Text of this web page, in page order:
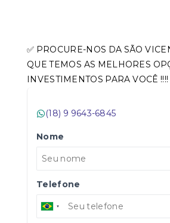
✅ PROCURE-NOS DA SÃO
QUE TEMOS AS MELHORES
INVESTIMENTOS PARA VOCÊ !!!!
(18) 9 9643-6845
Nome
Telefone